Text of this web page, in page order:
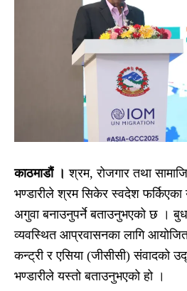
काठमाडौं । श्रम, रोजगार तथा
भण्डारीले श्रम सिकेर स्वदेश फर्किएका
अगुवा बनाउनुपर्ने बताउनुभएको छ ।
व्यवस्थित आप्रवासनका लागि
कन्ट्री र एसिया (जीसीसी) संवादको
भण्डारीले यस्तो बताउनुभएको हो ।